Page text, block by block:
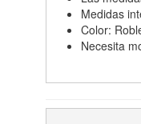
Medidas
Color:
Necesita